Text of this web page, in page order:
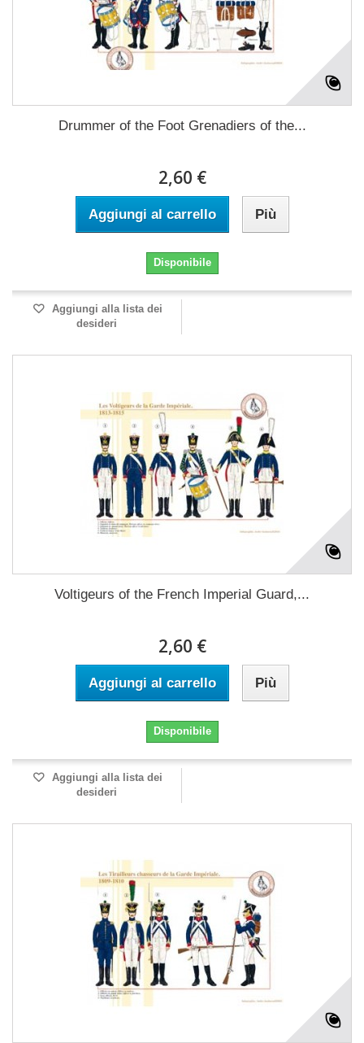
Drummer of the Foot Grenadiers of the...
2,60 €
Aggiungi al carrello Più
Disponibile
Aggiungi alla lista dei
desideri
Voltigeurs of the French Imperial Guard,...
2,60 €
Aggiungi al carrello Più
Disponibile
Aggiungi alla lista dei
desideri